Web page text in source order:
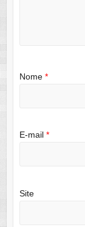
Nome *
E-mail *
Site